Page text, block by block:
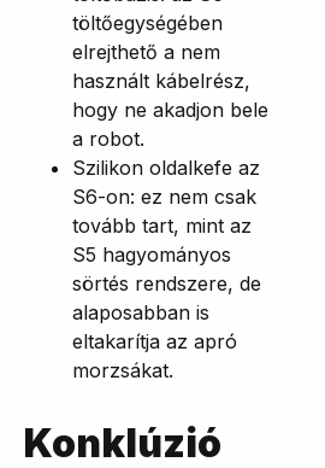
töltőegységében
elrejthető a nem
használt kábelrész,
hogy ne akadjon bele
a robot.
Szilikon oldalkefe az
S6-on: ez nem csak
tovább tart, mint az
S5 hagyományos
sörtés rendszere, de
alaposabban is
eltakarítja az apró
morzsákat.
Konklúzió